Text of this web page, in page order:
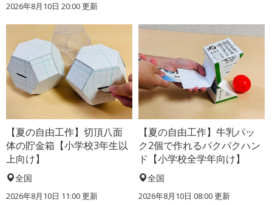
2026年8月10日 20:00更新
【夏の自由工作】切頂八面
体の貯金箱【小学校3年生以
上向け】
全国
2026年8月10日 11:00更新
【夏の自由工作】牛乳パッ
ク2個で作れるパクパクハン
ド【小学校全学年向け】
全国
2026年8月10日 08:00更新